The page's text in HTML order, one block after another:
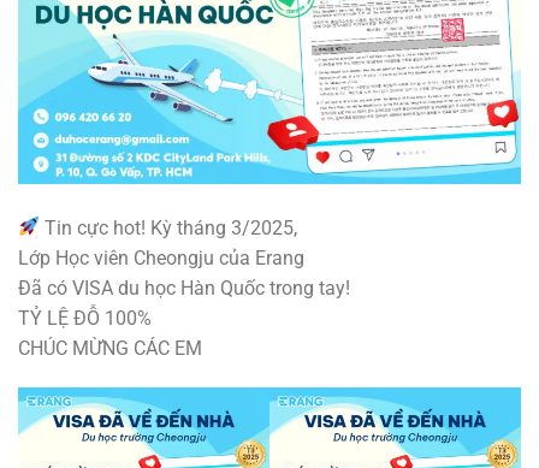
Tin cực hot! Kỳ tháng 3/2025,
Lớp Học viên Cheongju của Erang
Đã có VISA du học Hàn Quốc trong tay!
TỶ LỆ ĐỖ 100%
CHÚC MỪNG CÁC EM